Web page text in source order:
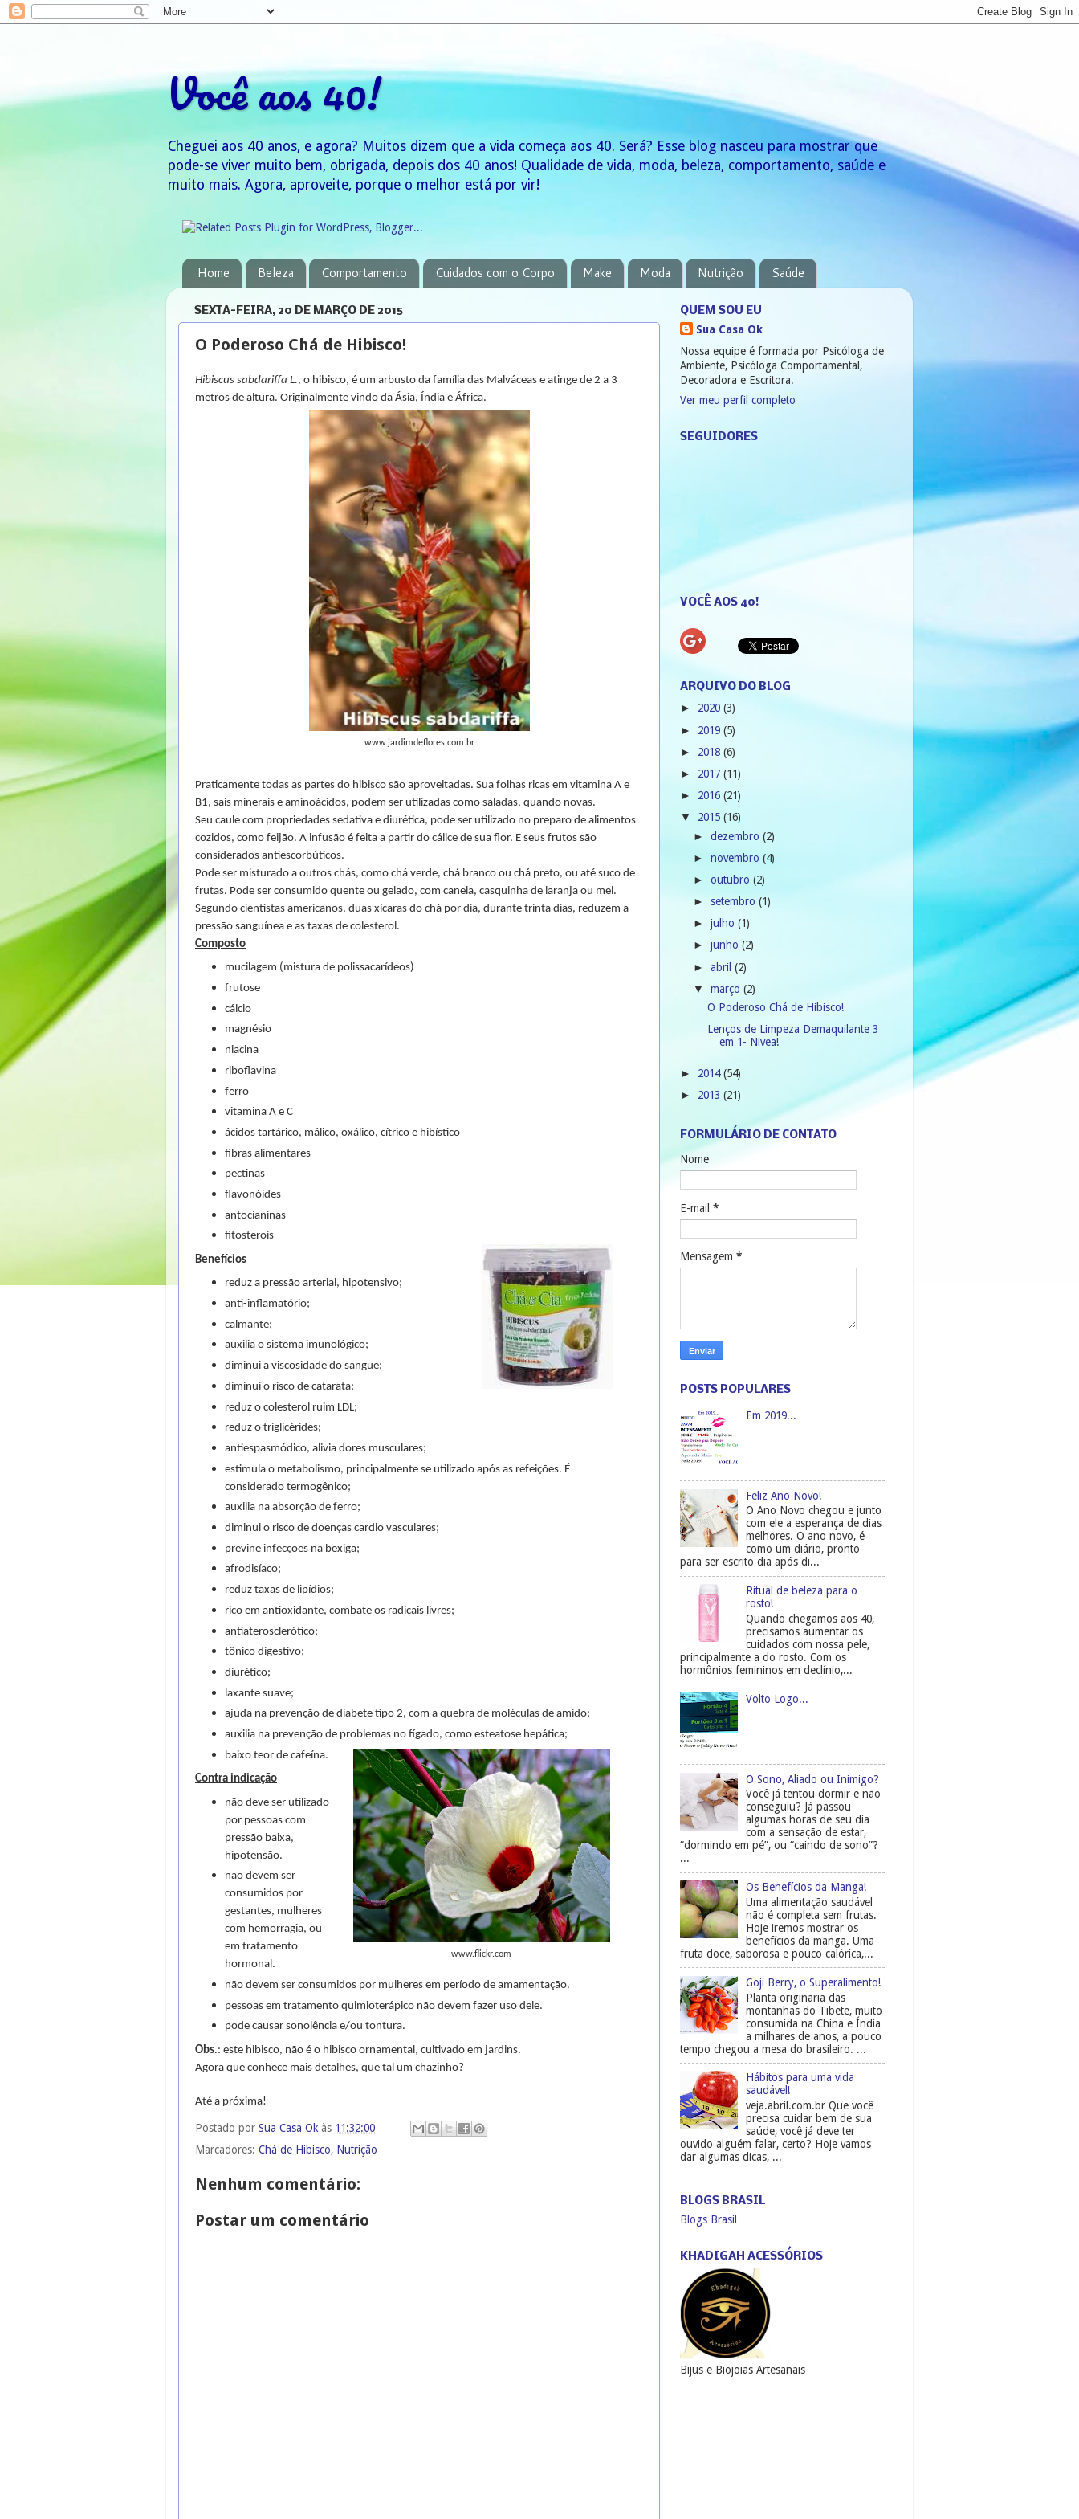
Você aos 40!
Cheguei aos 40 anos, e agora? Muitos dizem que a vida começa aos 40. Será? Esse blog nasceu para mostrar que
pode-se viver muito bem, obrigada, depois dos 40 anos! Qualidade de vida, moda, beleza, comportamento, saúde e
muito mais. Agora, aproveite, porque o melhor está por vir!
Home Beleza Comportamento Cuidados com o Corpo Make Moda Nutrição Saúde
SEXTA-FEIRA, 20 DE MARÇO DE 2015
O Poderoso Chá de Hibisco!
Hibiscus sabdariffa L., o hibisco, é um arbusto da família das Malváceas e atinge de 2 a 3
metros de altura. Originalmente vindo da Ásia, Índia e África.
www.jardimdeflores.com.br
Praticamente todas as partes do hibisco são aproveitadas. Sua folhas ricas em vitamina A e
B1, sais minerais e aminoácidos, podem ser utilizadas como saladas, quando novas.
Seu caule com propriedades sedativa e diurética, pode ser utilizado no preparo de alimentos
cozidos, como feijão. A infusão é feita a partir do cálice de sua flor. E seus frutos são
considerados antiescorbúticos.
Pode ser misturado a outros chás, como chá verde, chá branco ou chá preto, ou até suco de
frutas. Pode ser consumido quente ou gelado, com canela, casquinha de laranja ou mel.
Segundo cientistas americanos, duas xícaras do chá por dia, durante trinta dias, reduzem a
pressão sanguínea e as taxas de colesterol.
Composto
mucilagem (mistura de polissacarídeos)
frutose
cálcio
magnésio
niacina
riboflavina
ferro
vitamina A e C
ácidos tartárico, málico, oxálico, cítrico e hibístico
fibras alimentares
pectinas
flavonóides
antocianinas
fitosterois
Benefícios
reduz a pressão arterial, hipotensivo;
anti-inflamatório;
calmante;
auxilia o sistema imunológico;
diminui a viscosidade do sangue;
diminui o risco de catarata;
reduz o colesterol ruim LDL;
reduz o triglicérides;
antiespasmódico, alivia dores musculares;
estimula o metabolismo, principalmente se utilizado após as refeições. É
considerado termogênico;
auxilia na absorção de ferro;
diminui o risco de doenças cardio vasculares;
previne infecções na bexiga;
afrodisíaco;
reduz taxas de lipídios;
rico em antioxidante, combate os radicais livres;
antiaterosclerótico;
tônico digestivo;
diurético;
laxante suave;
ajuda na prevenção de diabete tipo 2, com a quebra de moléculas de amido;
auxilia na prevenção de problemas no fígado, como esteatose hepática;
baixo teor de cafeína.
www.flickr.com
Contra indicação
não deve ser utilizado
por pessoas com
pressão baixa,
hipotensão.
não devem ser
consumidos por
gestantes, mulheres
com hemorragia, ou
em tratamento
hormonal.
não devem ser consumidos por mulheres em período de amamentação.
pessoas em tratamento quimioterápico não devem fazer uso dele.
pode causar sonolência e/ou tontura.
Obs.: este hibisco, não é o hibisco ornamental, cultivado em jardins.
Agora que conhece mais detalhes, que tal um chazinho?
Até a próxima!
Postado por Sua Casa Ok às 11:32:00
Marcadores: Chá de Hibisco, Nutrição
Nenhum comentário:
Postar um comentário
QUEM SOU EU
Sua Casa Ok
Nossa equipe é formada por Psicóloga de
Ambiente, Psicóloga Comportamental,
Decoradora e Escritora.
Ver meu perfil completo
SEGUIDORES
VOCÊ AOS 40!
ARQUIVO DO BLOG
► 2020 (3)
► 2019 (5)
► 2018 (6)
► 2017 (11)
► 2016 (21)
▼ 2015 (16)
►dezembro(2)
►novembro(4)
►outubro(2)
►setembro(1)
►julho(1)
►junho(2)
►abril(2)
▼março(2)
O Poderoso Chá de Hibisco!
Lenços de Limpeza Demaquilante 3
em 1- Nivea!
► 2014(54)
► 2013 (21)
FORMULÁRIO DE CONTATO
Nome
E-mail *
Mensagem *
POSTS POPULARES
Em 2019...
Feliz Ano Novo!
O Ano Novo chegou e junto
com ele a esperança de dias
melhores. O ano novo, é
como um diário, pronto
para ser escrito dia após di...
Ritual de beleza para o
rosto!
Quando chegamos aos 40,
precisamos aumentar os
cuidados com nossa pele,
principalmente a do rosto. Com os
hormônios femininos em declínio,...
Volto Logo...
O Sono, Aliado ou Inimigo?
Você já tentou dormir e não
conseguiu? Já passou
algumas horas de seu dia
com a sensação de estar,
“dormindo em pé”, ou “caindo de sono”?
...
Os Benefícios da Manga!
Uma alimentação saudável
não é completa sem frutas.
Hoje iremos mostrar os
benefícios da manga. Uma
fruta doce, saborosa e pouco calórica,...
Goji Berry, o Superalimento!
Planta originaria das
montanhas do Tibete, muito
consumida na China e Índia
a milhares de anos, a pouco
tempo chegou a mesa do brasileiro. ...
Hábitos para uma vida
saudável!
veja.abril.com.br Que você
precisa cuidar bem de sua
saúde, você já deve ter
ouvido alguém falar, certo? Hoje vamos
dar algumas dicas, ...
BLOGS BRASIL
Blogs Brasil
KHADIGAH ACESSÓRIOS
Bijus e Biojoias Artesanais